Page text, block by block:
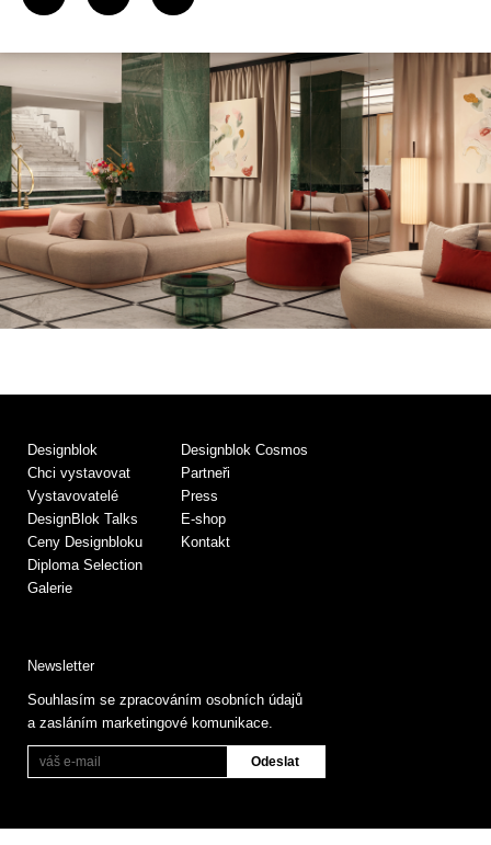
Designblok
Chci vystavovat
Vystavovatelé
DesignBlok Talks
Ceny Designbloku
Diploma Selection
Galerie
Designblok Cosmos
Partneři
Press
E-shop
Kontakt
Newsletter
Souhlasím se zpracováním osobních údajů
a zasláním marketingové komunikace.